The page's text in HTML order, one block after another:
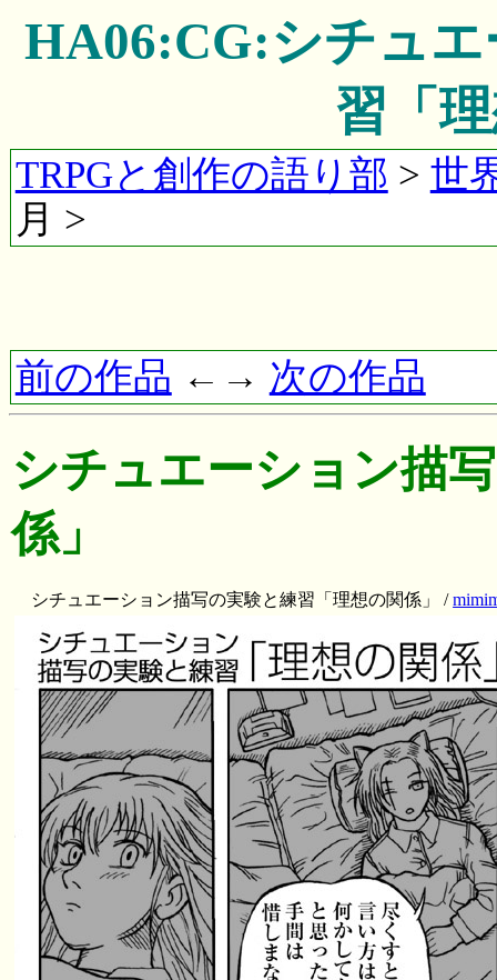
HA06:CG:シチュ
習「
TRPGと創作の語り部 > 世
月 >
前の作品 ←→ 次の作品
シチュエーション描
係」
シチュエーション描写の実験と練習「理想の関係」 /